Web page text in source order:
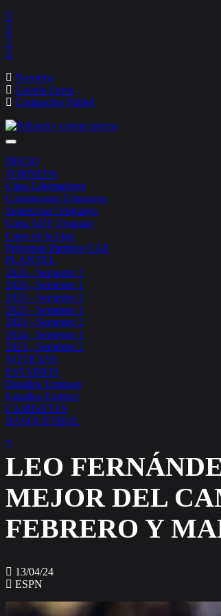
Nosotros
Galería Fotos
Compactos Fútbol
Toggle
navigation
INICIO
TORNEOS
Copa Libertadores
Campeonato Uruguayo
Supercopa Uruguaya
Copa AUF Uruguay
Copa de la Liga
Próximos Partidos CAP
PLANTEL
2026 - Semestre 2
2026 - Semestre 1
2025 - Semestre 2
2025 - Semestre 1
2024 - Semestre 2
2024 - Semestre 1
2023 - Semestre 2
NOTICIAS
ESTADIOS
Estadios Uruguay
Estadios Exterior
CAMISETAS
BASQUETBOL
LEO
MEJOR DEL
FEBRERO Y
13/04/24
ESPN